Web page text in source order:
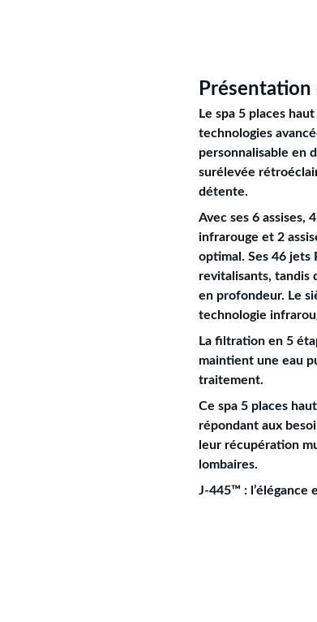
Le spa 5 places
technologies
personnalisable en
surélevée
détente.
Avec ses 6 assises,
infrarouge et 2
optimal. Ses 46 jets
revitalisants, tandis
en profondeur. Le
technologie
La filtration en 5
maintient une eau
traitement.
Ce spa 5 places
répondant aux
leur récupération
lombaires.
J-445™ : l’élégance